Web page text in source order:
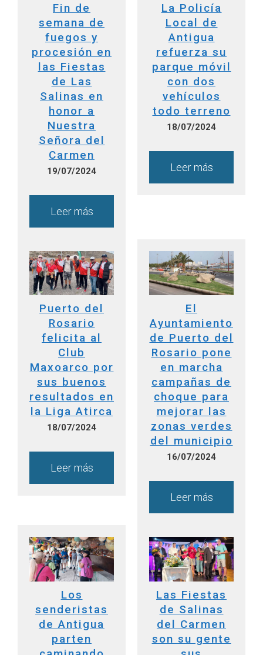
Fin de
semana de
fuegos y
procesión en
las Fiestas
de Las
Salinas en
honor a
Nuestra
Señora del
Carmen
19/07/2024
Leer más
La Policía
Local de
Antigua
refuerza su
parque móvil
con dos
vehículos
todo terreno
18/07/2024
Leer más
Puerto del
Rosario
felicita al
Club
Maxoarco por
sus buenos
resultados en
la Liga Atirca
18/07/2024
Leer más
El
Ayuntamiento
de Puerto del
Rosario pone
en marcha
campañas de
choque para
mejorar las
zonas verdes
del municipio
16/07/2024
Leer más
Los
senderistas
de Antigua
parten
Las Fiestas
de Salinas
del Carmen
son su gente